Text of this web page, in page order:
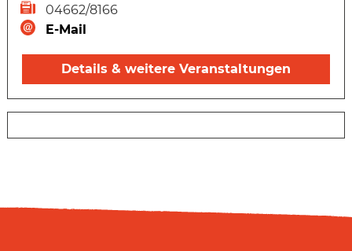
04662/8166
E-Mail
Details & weitere Veranstaltungen